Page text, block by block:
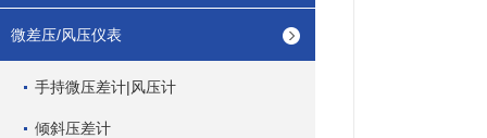
微差压/风压仪表
手持微压差计|风压计
倾斜压差计